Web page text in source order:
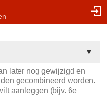
later nog gewijzigd en
gecombineerd worden.
aanleggen (bijv. 6e